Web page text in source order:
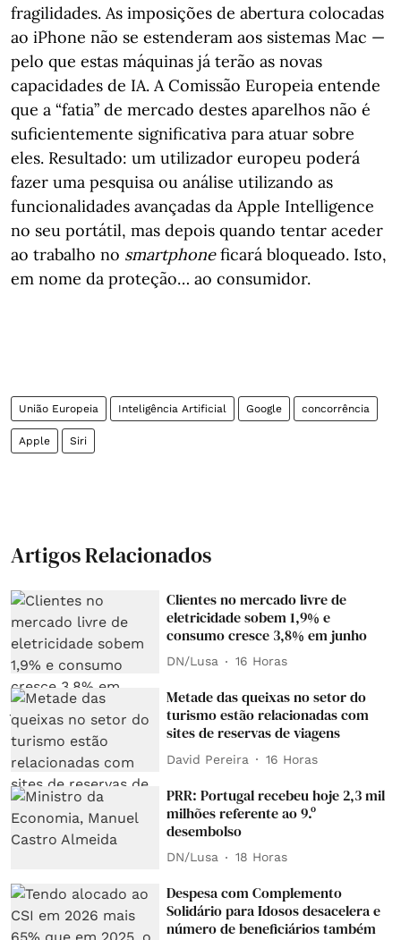
fragilidades. As imposições de abertura colocadas
ao iPhone não se estenderam aos sistemas Mac —
pelo que estas máquinas já terão as novas
capacidades de IA. A Comissão Europeia entende
que a “fatia” de mercado destes aparelhos não é
suficientemente significativa para atuar sobre
eles. Resultado: um utilizador europeu poderá
fazer uma pesquisa ou análise utilizando as
funcionalidades avançadas da Apple Intelligence
no seu portátil, mas depois quando tentar aceder
ao trabalho no smartphoneficará bloqueado. Isto,
em nome da proteção… ao consumidor.
União Europeia Inteligência Artificial Google concorrência
Apple Siri
Artigos Relacionados
Clientes no mercado livre de
eletricidade sobem 1,9% e
consumo cresce 3,8% em junho
DN/Lusa 16 Horas
Metade das queixas no setor do
turismo estão relacionadas com
sites de reservas de viagens
David Pereira 16 Horas
PRR: Portugal recebeu hoje 2,3 mil
milhões referente ao 9.º
desembolso
DN/Lusa 18 Horas
Despesa com Complemento
Solidário para Idosos desacelera e
número de beneficiários também